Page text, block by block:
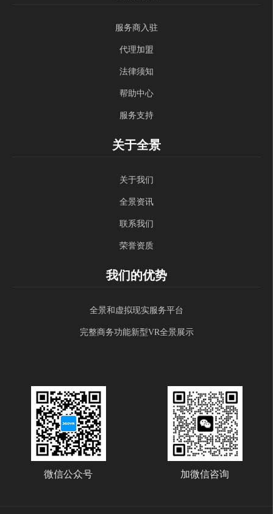
服务商入驻
代理加盟
法律须知
帮助中心
服务支持
关于全景
关于我们
全景资讯
联系我们
荣誉资质
我们的优势
全景和虚拟现实服务平台
完整商务功能新型VR全景展示
微信公众号 加微信咨询